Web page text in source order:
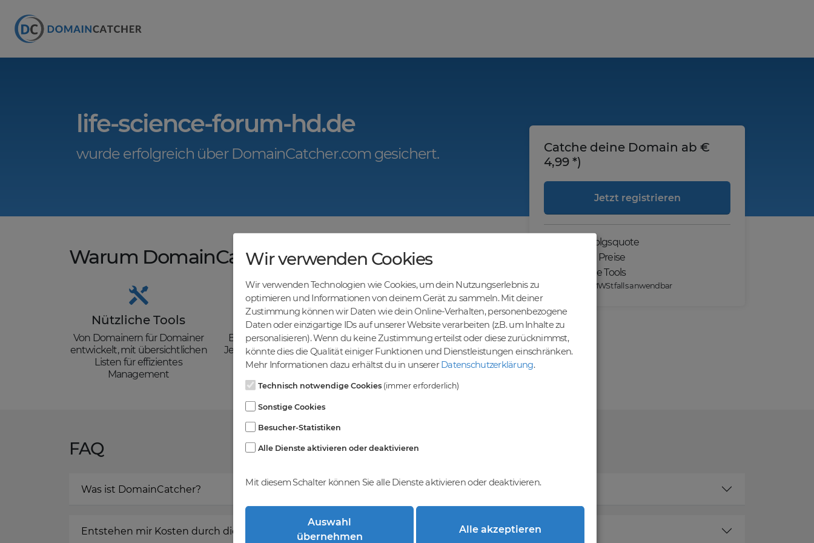
life-science-forum-hd.de
wurde erfolgreich über DomainCatcher.com gesichert.
Warum DomainCatcher.com?
Nützliche Tools
Von Domainern für Domainer
entwickelt, mit übersichtlichen
Listen für effizientes
Management
Günstige Preise
Backorders bereits ab € 4,99.
Je nach deinem Tier-Level und
zzgl. MwSt falls anwendbar
Kein Gebotsverfahren
Einfaches System - Deine
Orders werden nach dem First-
Come-First-Serve-Prinzip
Catche deine Domain ab €
4,99 *)
Jetzt registrieren
Hohe Erfolgsquote
Günstige Preise
Praktische Tools
*) Preise exkl. MWSt falls anwendbar
FAQ
Was ist DomainCatcher?
Entstehen mir Kosten durch die Registrierung bei DomainCatcher?
Wir verwenden Cookies
Wir verwenden Technologien wie Cookies, um dein Nutzungserlebnis zu
optimieren und Informationen von deinem Gerät zu sammeln. Mit deiner
Zustimmung können wir Daten wie dein Online-Verhalten, personenbezogene
Daten oder einzigartige IDs auf unserer Website verarbeiten (z.B. um Inhalte zu
personalisieren). Wenn du keine Zustimmung erteilst oder diese zurücknimmst,
könnte dies die Qualität einiger Funktionen und Dienstleistungen einschränken.
Mehr Informationen dazu erhältst du in unsererDatenschutzerklärung.
Technisch notwendige Cookies (immer erforderlich)
Sonstige Cookies
Besucher-Statistiken
Alle Dienste aktivieren oder deaktivieren
Mit diesem Schalter können Sie alle Dienste aktivieren oder deaktivieren.
Auswahl
übernehmen
Alle akzeptieren